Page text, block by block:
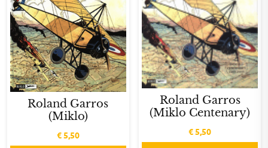
Roland Garros
(Miklo)
€5,50
Roland Garros
(Miklo Centenary)
€5,50